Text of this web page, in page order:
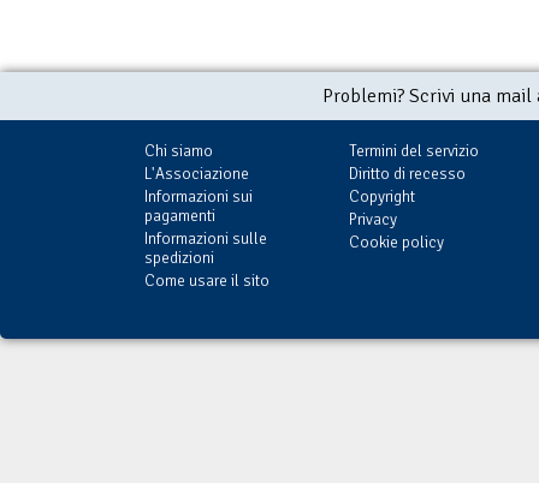
Problemi? Scrivi una
Chi siamo
L'Associazione
Informazioni sui
pagamenti
Informazioni sulle
spedizioni
Come usare il sito
Termini del servizio
Diritto di recesso
Copyright
Privacy
Cookie policy